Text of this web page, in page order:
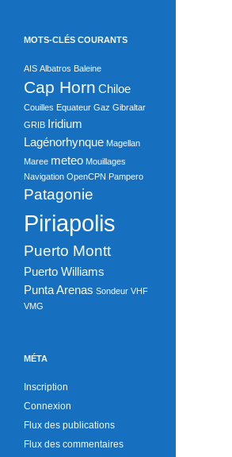
e
b
o
MOTS-CLÉS COURANTS
AIS Albatros Baleine
Cap Horn Chiloe
Couilles Equateur Gaz Gibraltar
GRIB Iridium
Lagénorhynque Magellan
Maree meteo Mouillages
Navigation OpenCPN Pampero
Patagonie
Piriapolis
Puerto Montt
Puerto Williams
Punta Arenas Sondeur VHF
VMG
MÉTA
Inscription
Connexion
Flux des publications
Flux des commentaires